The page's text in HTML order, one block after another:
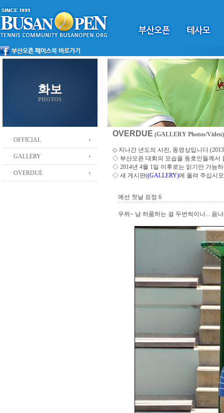
화보
PHOTOS
ㆍOFFICIAL
ㆍGALLERY
ㆍOVERDUE
OVERDUE (GALLERY Photos/Video)
◇ 지나간 년도의 사진, 동영상입니다
◇ 부산오픈 대회의 모습을 동호인들께서
◇ 2014년 4월 1일 이후로는 읽기만 가능
◇ 새 게시판((GALLERY)에 올려 주십시오
예선 첫날 표정 6
우쒸~ 남 하품하는 걸 두번씩이나... 음